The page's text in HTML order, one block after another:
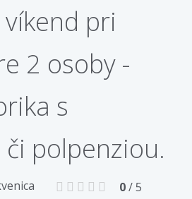
pri
2 osoby -
s
polpenziou.
0/ 5